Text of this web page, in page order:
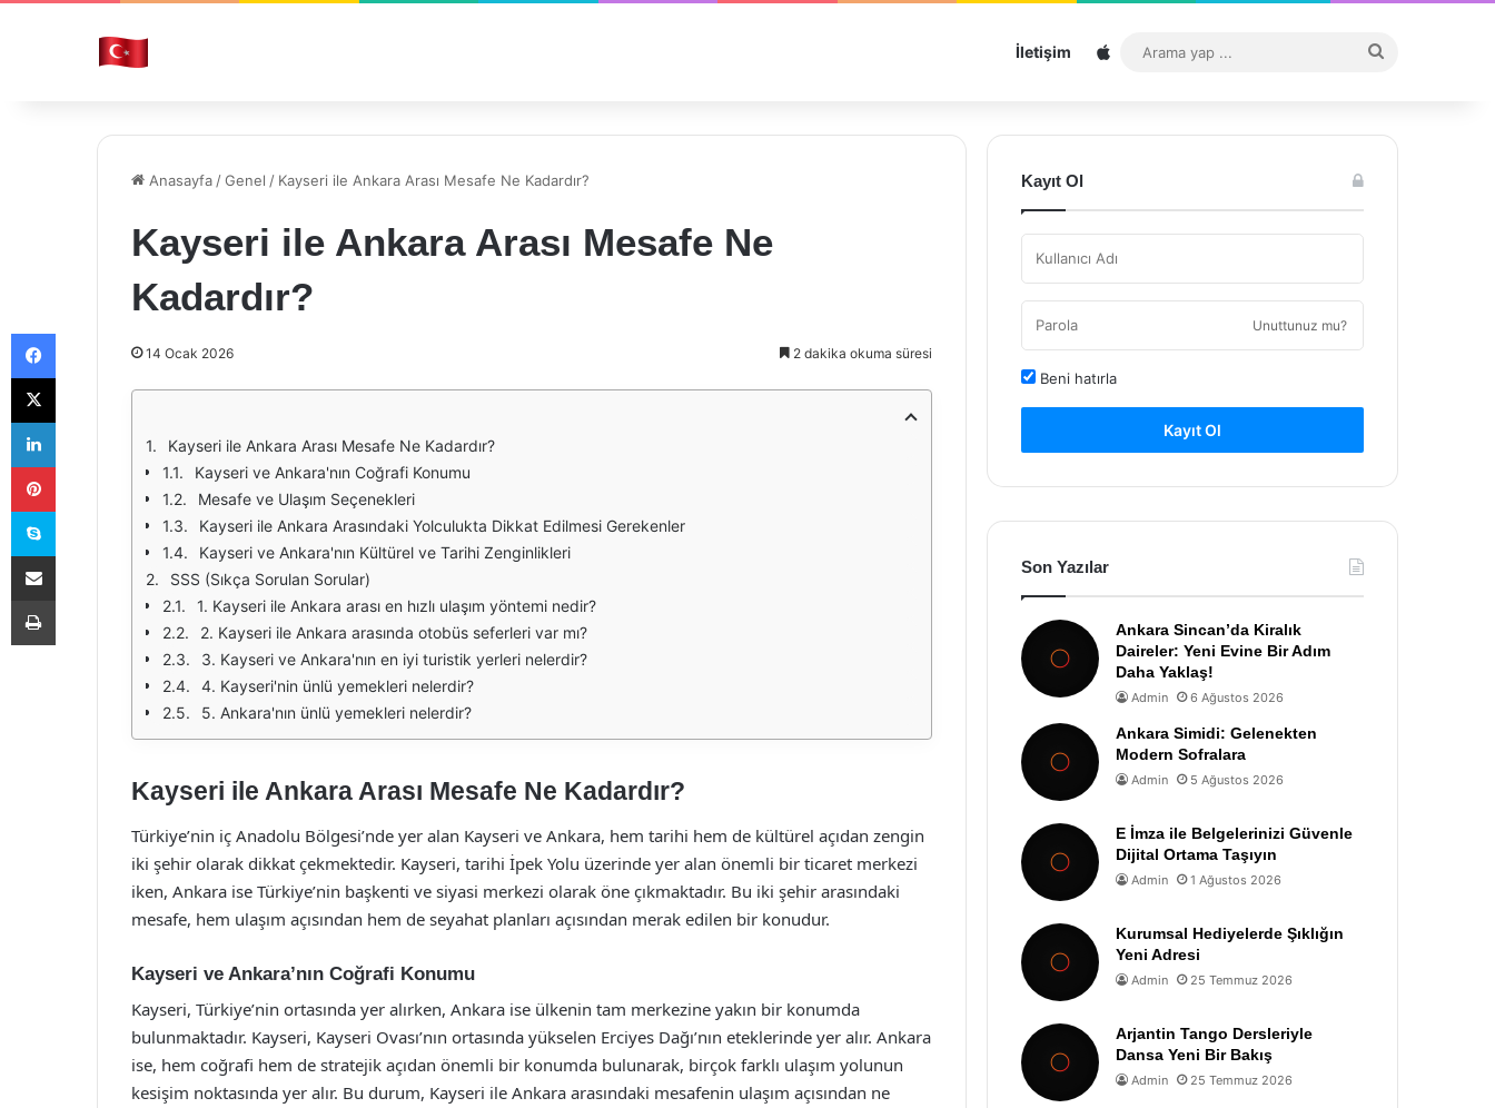
İletişim Sitemap
...
Anasayfa /Genel / Kayseri ile Ankara Arası Mesafe Ne Kadardır?
Kayseri ile Ankara Arası Mesafe Ne
Kadardır?
14 Ocak 2026 2 dakika okuma süresi
Kayseri ile Ankara Arası Mesafe Ne Kadardır?
Kayseri ve Ankara'nın Coğrafi Konumu
Mesafe ve Ulaşım Seçenekleri
Kayseri ile Ankara Arasındaki Yolculukta Dikkat Edilmesi Gerekenler
Kayseri ve Ankara'nın Kültürel ve Tarihi Zenginlikleri
SSS (Sıkça Sorulan Sorular)
1. Kayseri ile Ankara arası en hızlı ulaşım yöntemi nedir?
2. Kayseri ile Ankara arasında otobüs seferleri var mı?
3. Kayseri ve Ankara'nın en iyi turistik yerleri nelerdir?
4. Kayseri'nin ünlü yemekleri nelerdir?
5. Ankara'nın ünlü yemekleri nelerdir?
Kayseri ile Ankara Arası Mesafe Ne Kadardır?
Türkiye’nin iç Anadolu Bölgesi’nde yer alan Kayseri ve Ankara, hem tarihi hem de kültürel açıdan zengin
iki şehir olarak dikkat çekmektedir. Kayseri, tarihi İpek Yolu üzerinde yer alan önemli bir ticaret merkezi
iken, Ankara ise Türkiye’nin başkenti ve siyasi merkezi olarak öne çıkmaktadır. Bu iki şehir arasındaki
mesafe, hem ulaşım açısından hem de seyahat planları açısından merak edilen bir konudur.
Kayseri ve Ankara’nın Coğrafi Konumu
Kayseri, Türkiye’nin ortasında yer alırken, Ankara ise ülkenin tam merkezine yakın bir konumda
bulunmaktadır. Kayseri, Kayseri Ovası’nın ortasında yükselen Erciyes Dağı’nın eteklerinde yer alır. Ankara
ise, hem coğrafi hem de stratejik açıdan önemli bir konumda bulunarak, birçok farklı ulaşım yolunun
kesişim noktasında yer alır. Bu durum, Kayseri ile Ankara arasındaki mesafenin ulaşım açısından ne
Kayıt Ol
Unuttunuz mu?
Beni hatırla
Kayıt Ol
Son Yazılar
Ankara Sincan’da Kiralık
Daireler: Yeni Evine Bir Adım
Daha Yaklaş!
Admin 6 Ağustos 2026
Ankara Simidi: Gelenekten
Modern Sofralara
Admin 5 Ağustos 2026
E İmza ile Belgelerinizi Güvenle
Dijital Ortama Taşıyın
Admin 1 Ağustos 2026
Kurumsal Hediyelerde Şıklığın
Yeni Adresi
Admin 25 Temmuz 2026
Arjantin Tango Dersleriyle
Dansa Yeni Bir Bakış
Admin 25 Temmuz 2026
Facebook
X
LinkedIn
Pinterest
Skype
E-Posta ile paylaş